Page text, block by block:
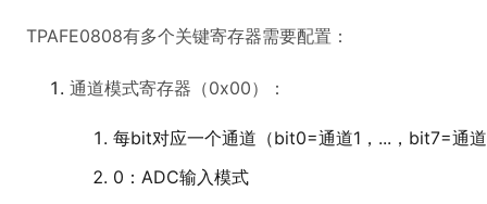
TPAFE0808有多个关键寄存器需要配置：
通道模式寄存器（0x00）：
每bit对应一个通道（bit0=通道1，...，bit7=通
0：ADC输入模式